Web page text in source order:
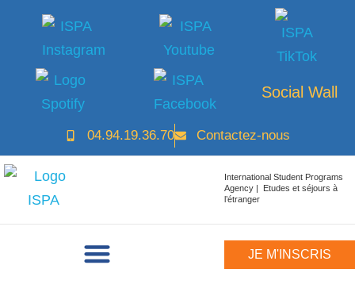
Social Wall
04.94.19.36.70 Contactez-nous
International Student Programs
Agency | Etudes et séjours à
l’étranger
JE M'INSCRIS